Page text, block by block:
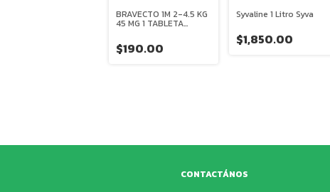
BRAVECTO 1M 2-4.5 KG
45 MG 1 TABLETA
$190.00
Syvaline 1 Litro Syva
$1,850.00
CONTACTÁNOS